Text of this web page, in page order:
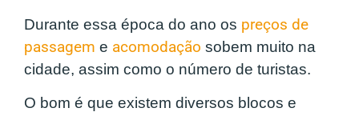
Durante essa época do ano os preços de
passagem e acomodação sobem muito na
cidade, assim como o número de turistas.
O bom é que existem diversos blocos e